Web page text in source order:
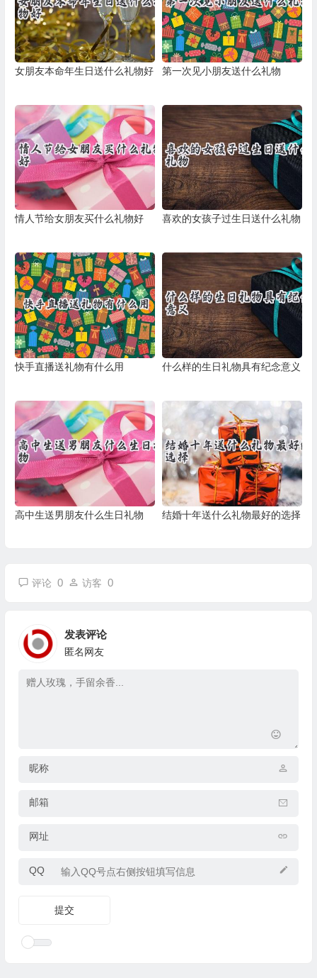
女朋友本命年生日送什么礼物好 第一次见小朋友送什么礼物
情人节给女朋友买什么礼物好 喜欢的女孩子过生日送什么礼物
快手直播送礼物有什么用 什么样的生日礼物具有纪念意义
高中生送男朋友什么生日礼物 结婚十年送什么礼物最好的选择
评论 0 访客 0
发表评论
匿名网友
昵称
邮箱
网址
QQ